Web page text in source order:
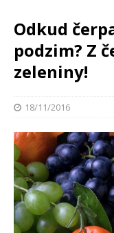
Odkud
podzim? Z
zeleniny!
18/11/2016